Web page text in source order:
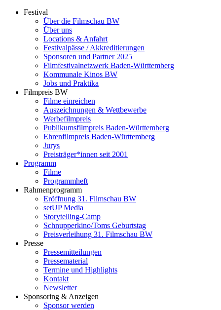
Festival
Über die Filmschau BW
Über uns
Locations & Anfahrt
Festivalpässe / Akkreditierungen
Sponsoren und Partner 2025
Filmfestivalnetzwerk ­Baden-Württemberg
Kommunale Kinos BW
Jobs und Praktika
Filmpreis BW
Filme einreichen
Auszeichnungen & Wettbewerbe
Werbefilmpreis
Publikumsfilmpreis Baden-Württemberg
Ehrenfilmpreis Baden-Württemberg
Jurys
Preisträger*innen seit 2001
Programm
Filme
Programmheft
Rahmenprogramm
Eröffnung 31. Filmschau BW
setUP Media
Storytelling-Camp
Schnupperkino/Toms Geburtstag
Preisverleihung 31. Filmschau BW
Presse
Pressemitteilungen
Pressematerial
Termine und Highlights
Kontakt
Newsletter
Sponsoring & Anzeigen
Sponsor werden